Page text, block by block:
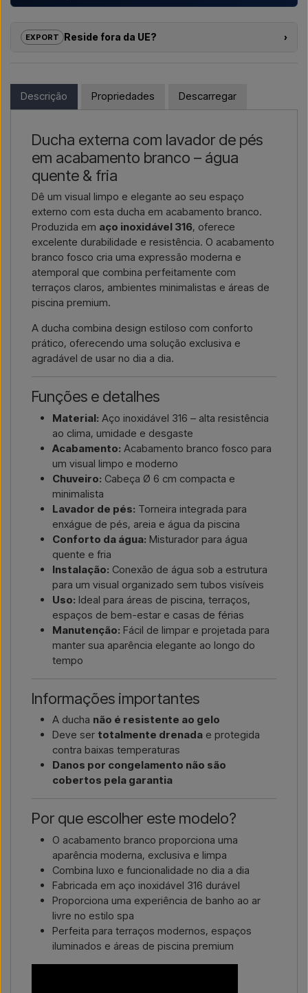
turísticos e promotores imobiliários com
individuaispara duches exteriores – desde a escolha do
Se pretende um
entrega de maior dimensão
, contacte-nos – respondemos
rapidamente.
Contactar por e-mail → Ligar-nos →
EXPORT Reside fora da UE?
›
webshop. Em vez disso, pode contactar-nos e receber um
preço com entrega e, se aplicável, documentos aduaneiros.
ou link para o artigo) e onde deve ser faturado e entregue, e
receberá uma oferta.
Descrição Propriedades Descarregar
Ducha externa com lavador de pés
em acabamento branco – água
quente & fria
Dê um visual limpo e elegante ao seu espaço
externo com esta ducha em acabamento branco.
Produzida em aço inoxidável 316, oferece
excelente durabilidade e resistência. O acabamento
branco fosco cria uma expressão moderna e
atemporal que combina perfeitamente com
terraços claros, ambientes minimalistas e áreas de
piscina premium.
A ducha combina design estiloso com conforto
prático, oferecendo uma solução exclusiva e
agradável de usar no dia a dia.
Funções e detalhes
Material: Aço inoxidável 316 – alta resistência
ao clima, umidade e desgaste
Acabamento: Acabamento branco fosco para
um visual limpo e moderno
Chuveiro: Cabeça Ø 6 cm compacta e
minimalista
Lavador de pés: Torneira integrada para
enxágue de pés, areia e água da piscina
Conforto da água: Misturador para água
quente e fria
Instalação: Conexão de água sob a estrutura
para um visual organizado sem tubos visíveis
Uso: Ideal para áreas de piscina, terraços,
espaços de bem-estar e casas de férias
Manutenção: Fácil de limpar e projetada para
manter sua aparência elegante ao longo do
tempo
Informações importantes
A ducha não é resistente ao gelo
Deve ser totalmente drenada e protegida
contra baixas temperaturas
Danos por congelamento não são
cobertos pela garantia
Por que escolher este modelo?
O acabamento branco proporciona uma
aparência moderna, exclusiva e limpa
Combina luxo e funcionalidade no dia a dia
Fabricada em aço inoxidável 316 durável
Proporciona uma experiência de banho ao ar
livre no estilo spa
Perfeita para terraços modernos, espaços
iluminados e áreas de piscina premium